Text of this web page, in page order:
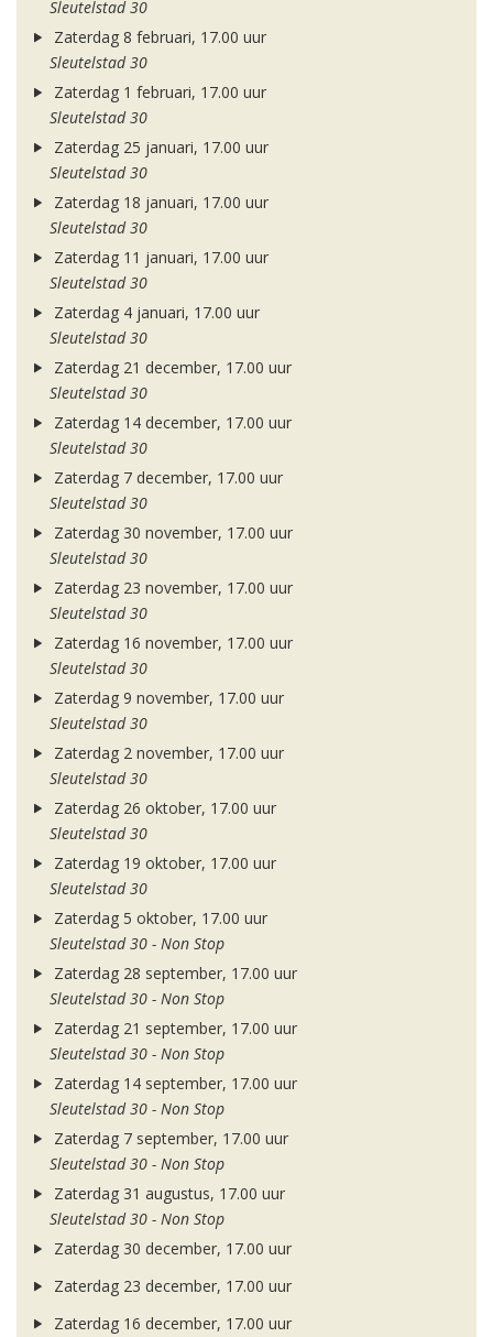
Sleutelstad 30
Zaterdag 8 februari, 17.00 uur
Sleutelstad 30
Zaterdag 1 februari, 17.00 uur
Sleutelstad 30
Zaterdag 25 januari, 17.00 uur
Sleutelstad 30
Zaterdag 18 januari, 17.00 uur
Sleutelstad 30
Zaterdag 11 januari, 17.00 uur
Sleutelstad 30
Zaterdag 4 januari, 17.00 uur
Sleutelstad 30
Zaterdag 21 december, 17.00 uur
Sleutelstad 30
Zaterdag 14 december, 17.00 uur
Sleutelstad 30
Zaterdag 7 december, 17.00 uur
Sleutelstad 30
Zaterdag 30 november, 17.00 uur
Sleutelstad 30
Zaterdag 23 november, 17.00 uur
Sleutelstad 30
Zaterdag 16 november, 17.00 uur
Sleutelstad 30
Zaterdag 9 november, 17.00 uur
Sleutelstad 30
Zaterdag 2 november, 17.00 uur
Sleutelstad 30
Zaterdag 26 oktober, 17.00 uur
Sleutelstad 30
Zaterdag 19 oktober, 17.00 uur
Sleutelstad 30
Zaterdag 5 oktober, 17.00 uur
Sleutelstad 30 - Non Stop
Zaterdag 28 september, 17.00 uur
Sleutelstad 30 - Non Stop
Zaterdag 21 september, 17.00 uur
Sleutelstad 30 - Non Stop
Zaterdag 14 september, 17.00 uur
Sleutelstad 30 - Non Stop
Zaterdag 7 september, 17.00 uur
Sleutelstad 30 - Non Stop
Zaterdag 31 augustus, 17.00 uur
Sleutelstad 30 - Non Stop
Zaterdag 30 december, 17.00 uur
Zaterdag 23 december, 17.00 uur
Zaterdag 16 december, 17.00 uur